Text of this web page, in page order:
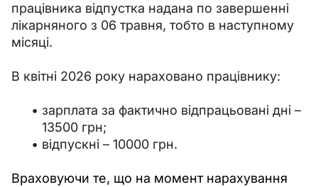
працівника відпустка надана по завершенні
лікарняного з 06 травня, тобто в наступному
місяці.
В квітні 2026 року нараховано працівнику:
зарплата за фактично відпрацьовані дні –
13500 грн;
відпускні – 10000 грн.
Враховуючи те, що на момент нарахування